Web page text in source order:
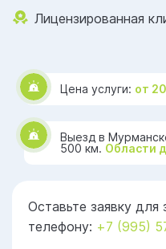
Цена услуги: от
Выезд в
500 км. Области
Оставьте заявку для
телефону: +7 (995)
Лицензированная